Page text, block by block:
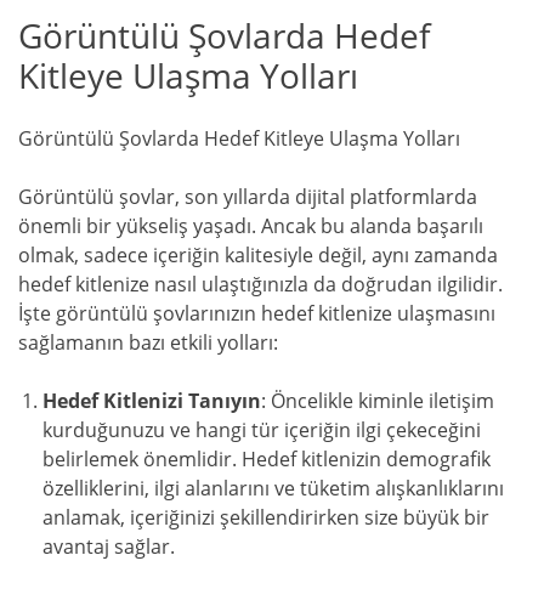
Görüntülü Şovlarda Hedef
Kitleye Ulaşma Yolları
Görüntülü Şovlarda Hedef Kitleye Ulaşma Yolları
Görüntülü şovlar, son yıllarda dijital platformlarda
önemli bir yükseliş yaşadı. Ancak bu alanda başarılı
olmak, sadece içeriğin kalitesiyle değil, aynı zamanda
hedef kitlenize nasıl ulaştığınızla da doğrudan ilgilidir.
İşte görüntülü şovlarınızın hedef kitlenize ulaşmasını
sağlamanın bazı etkili yolları:
Hedef Kitlenizi Tanıyın: Öncelikle kiminle iletişim
kurduğunuzu ve hangi tür içeriğin ilgi çekeceğini
belirlemek önemlidir. Hedef kitlenizin demografik
özelliklerini, ilgi alanlarını ve tüketim alışkanlıklarını
anlamak, içeriğinizi şekillendirirken size büyük bir
avantaj sağlar.